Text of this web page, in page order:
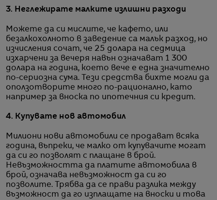
3. Неглежирате малките излишни разходи
Можете да си мислите, че кафето, или
безалкохолното в заведение са малък разход, но
изчисления сочат, че 25 долара на седмица
изхарчени за вечеря навън означават 1 300
долара на година, което вече е една значително
по-сериозна сума. Тези средства бихте могли да
оползотворите много по-рационално, като
например за вноска по ипотечния си кредит.
4. Купувате нов автомобил
Милиони нови автомобили се продават всяка
година, въпреки, че малко от купувачите могат
да си го позволят с плащане в брой.
Невъзможността да платите автомобила в
брой, означава невъзможност да си го
позволите. Трябва да се прави разлика между
възможност да го изплащате на вноски и това